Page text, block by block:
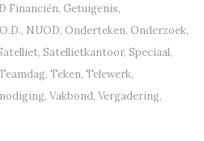
Financiën, Getuigenis,
, NUOD, Onderteken, Onderzoek,
, Satellietkantoor, Speciaal,
, Teken, Telewerk,
, Vakbond, Vergadering,